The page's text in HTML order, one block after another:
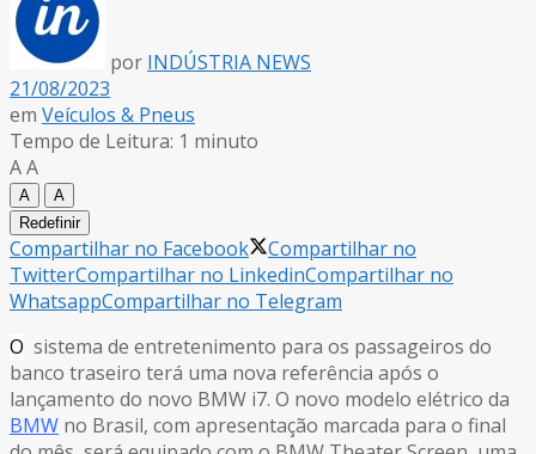
por INDÚSTRIA NEWS
21/08/2023
em Veículos & Pneus
Tempo de Leitura: 1 minuto
AA
A
A
Redefinir
Compartilhar no Facebook
Compartilhar no
TwitterCompartilhar no LinkedinCompartilhar no
WhatsappCompartilhar no Telegram
O sistema de entretenimento para os passageiros do
banco traseiro terá uma nova referência após o
lançamento do novo BMW i7. O novo modelo elétrico da
BMW no Brasil, com apresentação marcada para o final